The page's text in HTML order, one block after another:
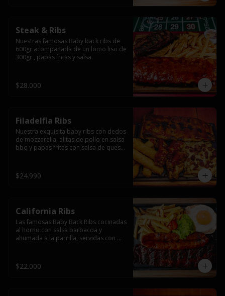
Steak & Ribs
Nuestras famosas Baby back ribs de
600gr acompañada de un lomo liso de
300gr , papas fritas y salsa.
$28.000
Filadelfia Ribs
Nuestra exquisita baby ribs con dedos
de mozzarella, alitas de pollo en salsa
bbq y papas fritas con salsa de queso
$24.990
California Ribs
Las famosas Baby Back Ribs cocinadas
al horno con salsa barbacoa y
ahumada a la parrilla, servidas con
$22.000